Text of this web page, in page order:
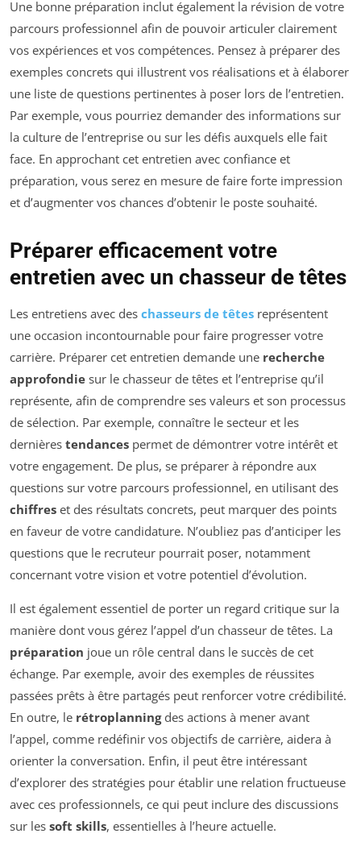
Une bonne préparation inclut également la révision de votre
parcours professionnel afin de pouvoir articuler clairement
vos expériences et vos compétences. Pensez à préparer des
exemples concrets qui illustrent vos réalisations et à élaborer
une liste de questions pertinentes à poser lors de l’entretien.
Par exemple, vous pourriez demander des informations sur
la culture de l’entreprise ou sur les défis auxquels elle fait
face. En approchant cet entretien avec confiance et
préparation, vous serez en mesure de faire forte impression
et d’augmenter vos chances d’obtenir le poste souhaité.
Préparer efficacement votre
entretien avec un chasseur de têtes
Les entretiens avec des chasseurs de têtes représentent
une occasion incontournable pour faire progresser votre
carrière. Préparer cet entretien demande une recherche
approfondie sur le chasseur de têtes et l’entreprise qu’il
représente, afin de comprendre ses valeurs et son processus
de sélection. Par exemple, connaître le secteur et les
dernières tendances permet de démontrer votre intérêt et
votre engagement. De plus, se préparer à répondre aux
questions sur votre parcours professionnel, en utilisant des
chiffres et des résultats concrets, peut marquer des points
en faveur de votre candidature. N’oubliez pas d’anticiper les
questions que le recruteur pourrait poser, notamment
concernant votre vision et votre potentiel d’évolution.
Il est également essentiel de porter un regard critique sur la
manière dont vous gérez l’appel d’un chasseur de têtes. La
préparation joue un rôle central dans le succès de cet
échange. Par exemple, avoir des exemples de réussites
passées prêts à être partagés peut renforcer votre crédibilité.
En outre, le rétroplanningdes actions à mener avant
l’appel, comme redéfinir vos objectifs de carrière, aidera à
orienter la conversation. Enfin, il peut être intéressant
d’explorer des stratégies pour établir une relation fructueuse
avec ces professionnels, ce qui peut inclure des discussions
sur les soft skills, essentielles à l’heure actuelle.